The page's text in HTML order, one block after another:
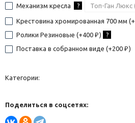
Механизм кресла ?
Крестовина хромированная 700 мм (+
Ролики Резиновые (+400 ₽ ) ?
Поставка в собранном виде (+200 ₽ )
Категории:
Поделиться в соцсетях: